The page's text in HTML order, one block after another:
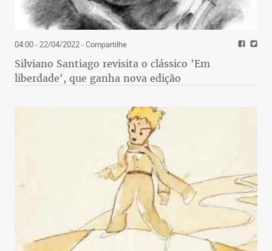
04:00 - 22/04/2022- Compartilhe
Silviano Santiago revisita o clássico 'Em
liberdade', que ganha nova edição